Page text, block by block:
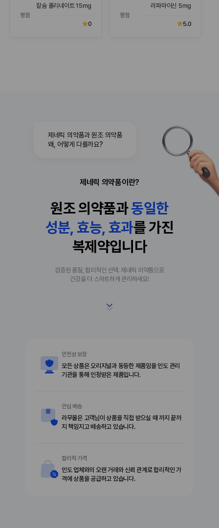
칼슘 폴리네이트 15mg
평점
0
라파마이신 5mg
평점
5.0
제네릭 의약품과 원조 의약품
왜, 어떻게 다를까요?
제네릭 의약품이란?
원조 의약품과동일한
성분, 효능, 효과를 가진
복제약입니다
검증된 품질, 합리적인 선택. 제네릭 의약품으로
건강을 더 스마트하게 관리하세요!
안전성 보장
모든 상품은 오리지널과 동등한 제품임을 인도 관리
기관을 통해 인정받은 제품입니다.
안심 배송
라무몰은 고객님이 상품을 직접 받으실 때 까지 끝까
지 책임지고 배송하고 있습니다.
합리적 가격
인도 업체와의 오랜 거래와 신뢰 관계로 합리적인 가
격에 상품을 공급하고 있습니다.